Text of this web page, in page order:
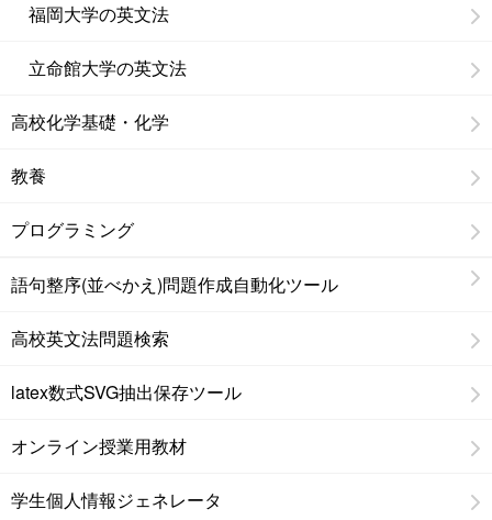
福岡大学の英文法
立命館大学の英文法
高校化学基礎・化学
教養
プログラミング
語句整序(並べかえ)問題作成自動化ツール
高校英文法問題検索
latex数式SVG抽出保存ツール
オンライン授業用教材
学生個人情報ジェネレータ